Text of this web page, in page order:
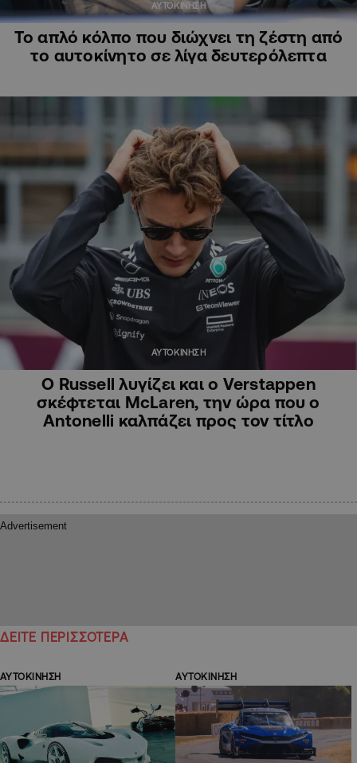
ΑΥΤΟΚΙΝΗΣΗ
Το απλό κόλπο που διώχνει τη ζέστη από
το αυτοκίνητο σε λίγα δευτερόλεπτα
ΑΥΤΟΚΙΝΗΣΗ
Ο Russell λυγίζει και ο Verstappen
σκέφτεται McLaren, την ώρα που ο
Antonelli καλπάζει προς τον τίτλο
ΔΕΙΤΕ ΠΕΡΙΣΣΟΤΕΡΑ
ΑΥΤΟΚΙΝΗΣΗ ΑΥΤΟΚΙΝΗΣΗ